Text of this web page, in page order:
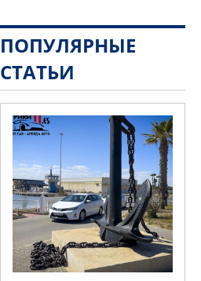
ПОПУЛЯРНЫЕ
СТАТЬИ